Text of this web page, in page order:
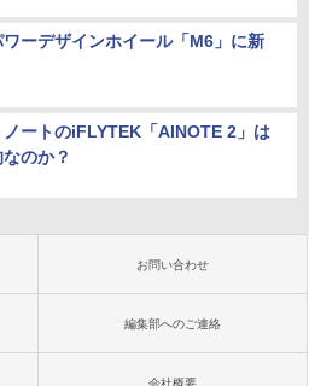
ワーデザインホイール「M6」に新
ートのiFLYTEK「AINOTE 2」は
のか？
お問い合わせ
編集部へのご連絡
会社概要